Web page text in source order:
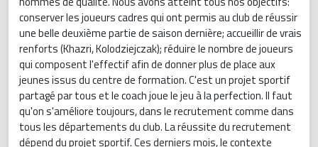
conserver les joueurs cadres qui ont permis au club de réussir
une belle deuxième partie de saison dernière; accueillir de vrais
renforts (Khazri, Kolodziejczak); réduire le nombre de joueurs
qui composent l'effectif afin de donner plus de place aux
jeunes issus du centre de formation. C'est un projet sportif
partagé par tous et le coach joue le jeu à la perfection. Il faut
qu'on s'améliore toujours, dans le recrutement comme dans
tous les départements du club. La réussite du recrutement
dépend du projet sportif. Ces derniers mois, le contexte